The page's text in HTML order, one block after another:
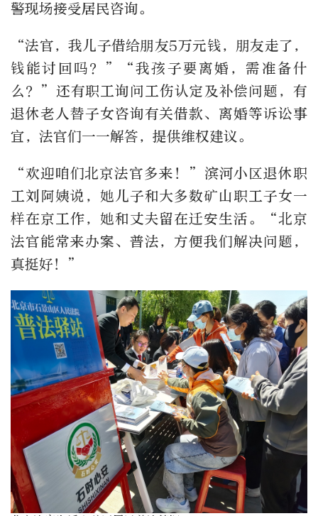
警现场接受居民咨询。
“法官，我儿子借给朋友5万元钱，朋友走了，
钱能讨回吗？”“我孩子要离婚，需准备什
么？”还有职工询问工伤认定及补偿问题，有
退休老人替子女咨询有关借款、离婚等诉讼事
宜，法官们一一解答，提供维权建议。
“欢迎咱们北京法官多来！”滨河小区退休职
工刘阿姨说，她儿子和大多数矿山职工子女一
样在京工作，她和丈夫留在迁安生活。“北京
法官能常来办案、普法，方便我们解决问题，
真挺好！”